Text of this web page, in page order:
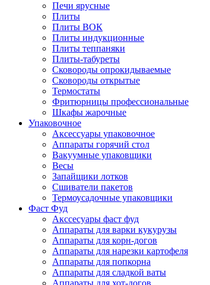
Печи ярусные
Плиты
Плиты ВОК
Плиты индукционные
Плиты теппаняки
Плиты-табуреты
Сковороды опрокидываемые
Сковороды открытые
Термостаты
Фритюрницы профессиональные
Шкафы жарочные
Упаковочное
Аксессуары упаковочное
Аппараты горячий стол
Вакуумные упаковщики
Весы
Запайщики лотков
Сшиватели пакетов
Термоусадочные упаковщики
Фаст Фуд
Акссесуары фаст фуд
Аппараты для варки кукурузы
Аппараты для корн-догов
Аппараты для нарезки картофеля
Аппараты для попкорна
Аппараты для сладкой ваты
Аппараты для хот-догов